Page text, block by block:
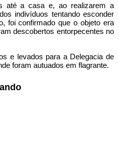
até a casa e, ao realizarem a
indivíduos tentando esconder
foi confirmado que o objeto era
descobertos entorpecentes no
e levados para a Delegacia de
foram autuados em flagrante.